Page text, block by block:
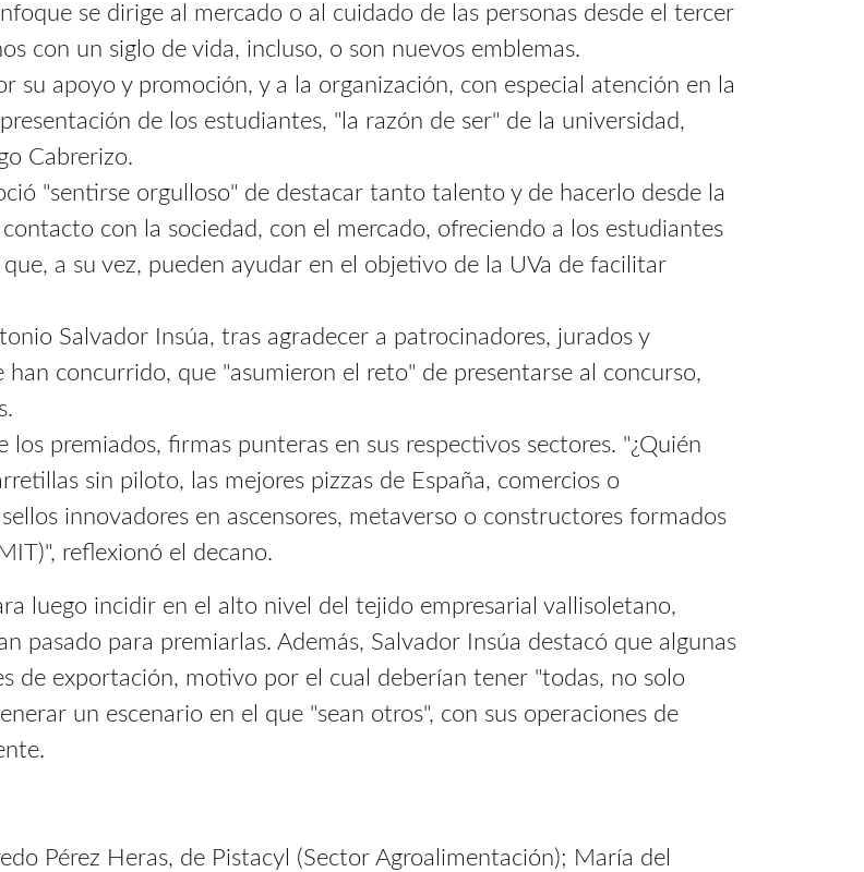
se dirige al mercado o al cuidado de las personas desde el tercer
con un siglo de vida, incluso, o son nuevos emblemas.
su apoyo y promoción, y a la organización, con especial atención en la
de los estudiantes, "la razón de ser" de la universidad,
Cabrerizo.
"sentirse orgulloso" de destacar tanto talento y de hacerlo desde la
con la sociedad, con el mercado, ofreciendo a los estudiantes
a su vez, pueden ayudar en el objetivo de la UVa de facilitar
Salvador Insúa, tras agradecer a patrocinadores, jurados y
concurrido, que "asumieron el reto" de presentarse al concurso,
premiados, firmas punteras en sus respectivos sectores. "¿Quién
sin piloto, las mejores pizzas de España, comercios o
innovadores en ascensores, metaverso o constructores formados
reflexionó el decano.
luego incidir en el alto nivel del tejido empresarial vallisoletano,
pasado para premiarlas. Además, Salvador Insúa destacó que algunas
de exportación, motivo por el cual deberían tener "todas, no solo
un escenario en el que "sean otros", con sus operaciones de
Pérez Heras, de Pistacyl (Sector Agroalimentación); María del